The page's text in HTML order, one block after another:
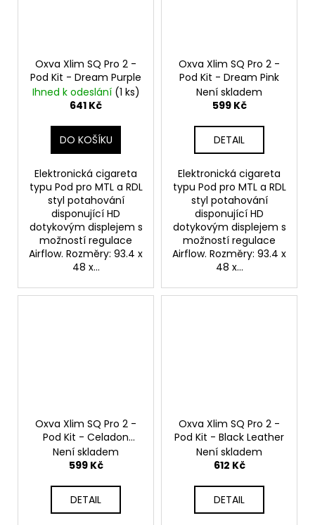
Oxva Xlim SQ Pro 2 -
Pod Kit - Dream Purple
Ihned k odeslání (1 ks)
641 Kč
DO KOŠÍKU
Elektronická cigareta
typu Pod pro MTL a RDL
styl potahování
disponující HD
dotykovým displejem s
možností regulace
Airflow. Rozměry: 93.4 x
48 x...
Oxva Xlim SQ Pro 2 -
Pod Kit - Dream Pink
Není skladem
599 Kč
DETAIL
Elektronická cigareta
typu Pod pro MTL a RDL
styl potahování
disponující HD
dotykovým displejem s
možností regulace
Airflow. Rozměry: 93.4 x
48 x...
Oxva Xlim SQ Pro 2 -
Pod Kit - Celadon
Marble
Není skladem
599 Kč
DETAIL
Oxva Xlim SQ Pro 2 -
Pod Kit - Black Leather
Není skladem
612 Kč
DETAIL